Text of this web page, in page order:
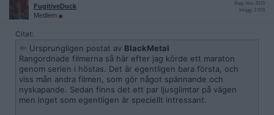
FugitiveDuck
Medlem
Reg: Nov 2015
Inlägg: 2 078
Citat:
Ursprungligen postat av BlackMetal
Rangordnade filmerna så här efter jag körde ett maraton
genom serien i höstas. Det är egentligen bara första, och
viss mån andra filmen, som gör något spännande och
nyskapande. Sedan finns det ett par ljusglimtar på vägen
men inget som egentligen är speciellt intressant.